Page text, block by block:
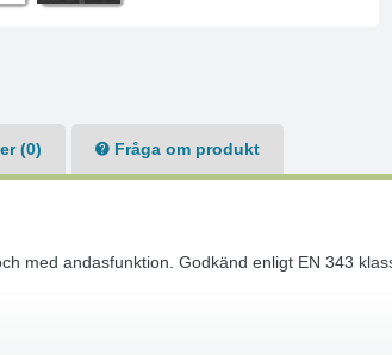
(0) Fråga om produkt
med andasfunktion. Godkänd enligt EN 343